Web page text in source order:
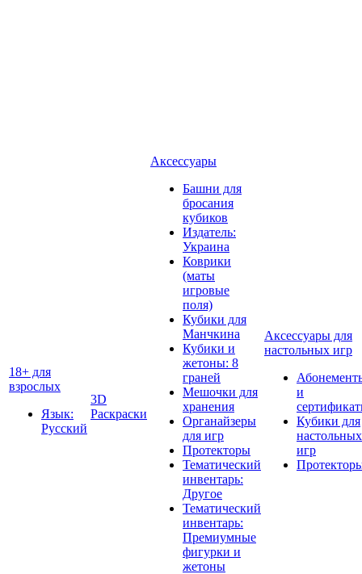
18+ для
взрослых
Язык:
Русский
3D
Раскраски
Аксессуары
Башни для
бросания
кубиков
Издатель:
Украина
Коврики
(маты
игровые
поля)
Кубики для
Манчкина
Кубики и
жетоны: 8
граней
Мешочки для
хранения
Органайзеры
для игр
Протекторы
Тематический
инвентарь:
Другое
Тематический
инвентарь:
Премиумные
фигурки и
жетоны
Аксессуары для
настольных игр
и
Кубики для
настольных
игр